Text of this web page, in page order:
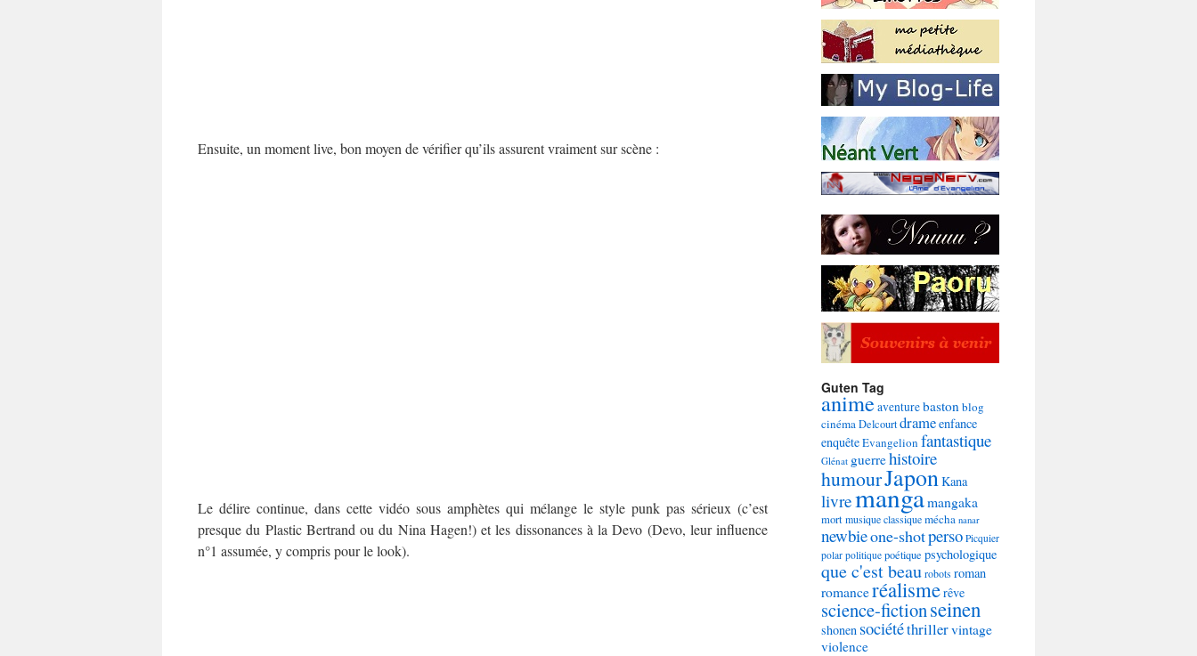
Ensuite, un moment live, bon moyen de vérifier qu’ils assurent vraiment sur scène :
Le délire continue, dans cette vidéo sous amphètes qui mélange le style punk pas sérieux (c’est
presque du Plastic Bertrand ou du Nina Hagen!) et les dissonances à la Devo (Devo, leur influence
n°1 assumée, y compris pour le look).
Guten Tag
animeaventurebaston blog
cinémaDelcourtdrameenfance
enquêteEvangelion fantastique
Glénat guerrehistoire
humourJapon Kana
livremangamangaka
mortmusique classiquemécha nanar
newbieone-shotperso Picquier
polar politique poétique psychologique
que c'est beaurobotsroman
romanceréalismerêve
science-fictionseinen
shonen sociététhrillervintage
violence